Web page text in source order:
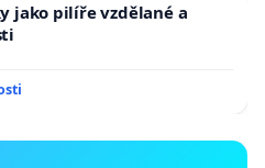
jako pilíře vzdělané a